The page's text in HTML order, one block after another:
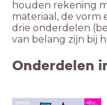
houden rekening
materiaal, de vorm
drie onderdelen
van belang zijn bij
Onderdelen